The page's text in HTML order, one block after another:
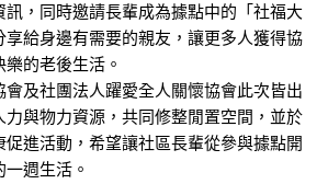
訊，同時邀請長輩成為據點中的「社福大
享給身邊有需要的親友，讓更多人獲得協
的老後生活。
及社團法人躍愛全人關懷協會此次皆出
力與物力資源，共同修整閒置空間，並於
進活動，希望讓社區長輩從參與據點開
週生活。